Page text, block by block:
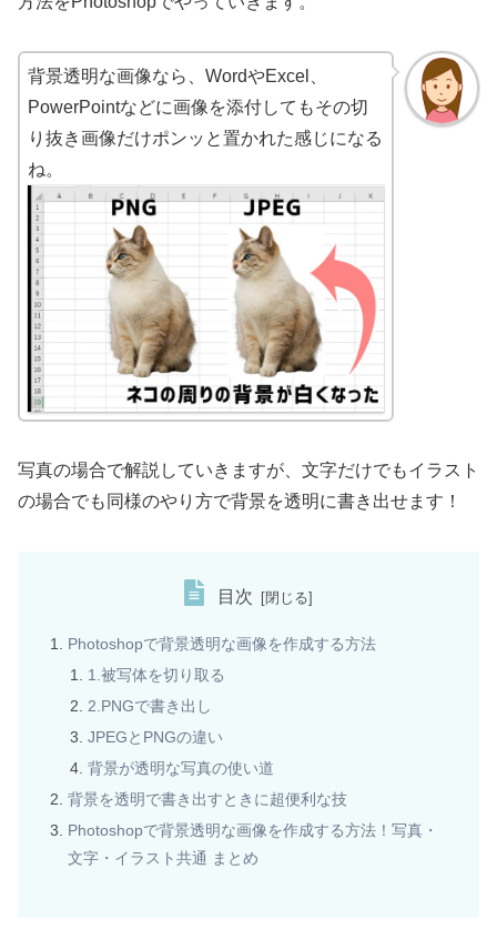
背景透明な画像なら、WordやExcel、
PowerPointなどに画像を添付してもその切
り抜き画像だけポンッと置かれた感じになる
ね。
写真の場合で解説していきますが、文字だけでもイラスト
の場合でも同様のやり方で背景を透明に書き出せます！
目次
Photoshopで背景透明な画像を作成する方法
1.被写体を切り取る
2.PNGで書き出し
JPEGとPNGの違い
背景が透明な写真の使い道
背景を透明で書き出すときに超便利な技
Photoshopで背景透明な画像を作成する方法！写真・
文字・イラスト共通 まとめ